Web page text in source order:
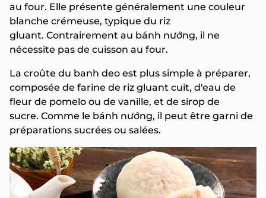
au four. Elle présente généralement une couleur
blanche crémeuse, typique du riz
gluant. Contrairement au bánh nướng, il ne
nécessite pas de cuisson au four.
La croûte du banh deo est plus simple à préparer,
composée de farine de riz gluant cuit, d'eau de
fleur de pomelo ou de vanille, et de sirop de
sucre. Comme le bánh nướng, il peut être garni de
préparations sucrées ou salées.